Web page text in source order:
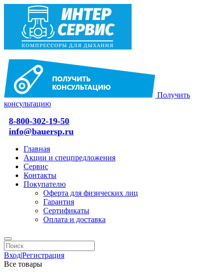
Получить
консультацию
8-800-302-19-50
info@bauersp.ru
Главная
Акции и спецпредложения
Сервис
Контакты
Покупателю
Оферта для физических лиц
Гарантия
Сертификаты
Оплата и доставка
Вход|Регистрация
Все товары